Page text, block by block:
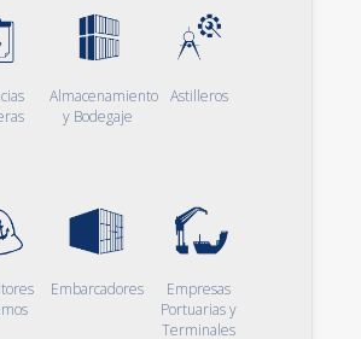
Almacenamiento
y Bodegaje
Astilleros
Embarcadores
Empresas
Portuarias y
Terminales